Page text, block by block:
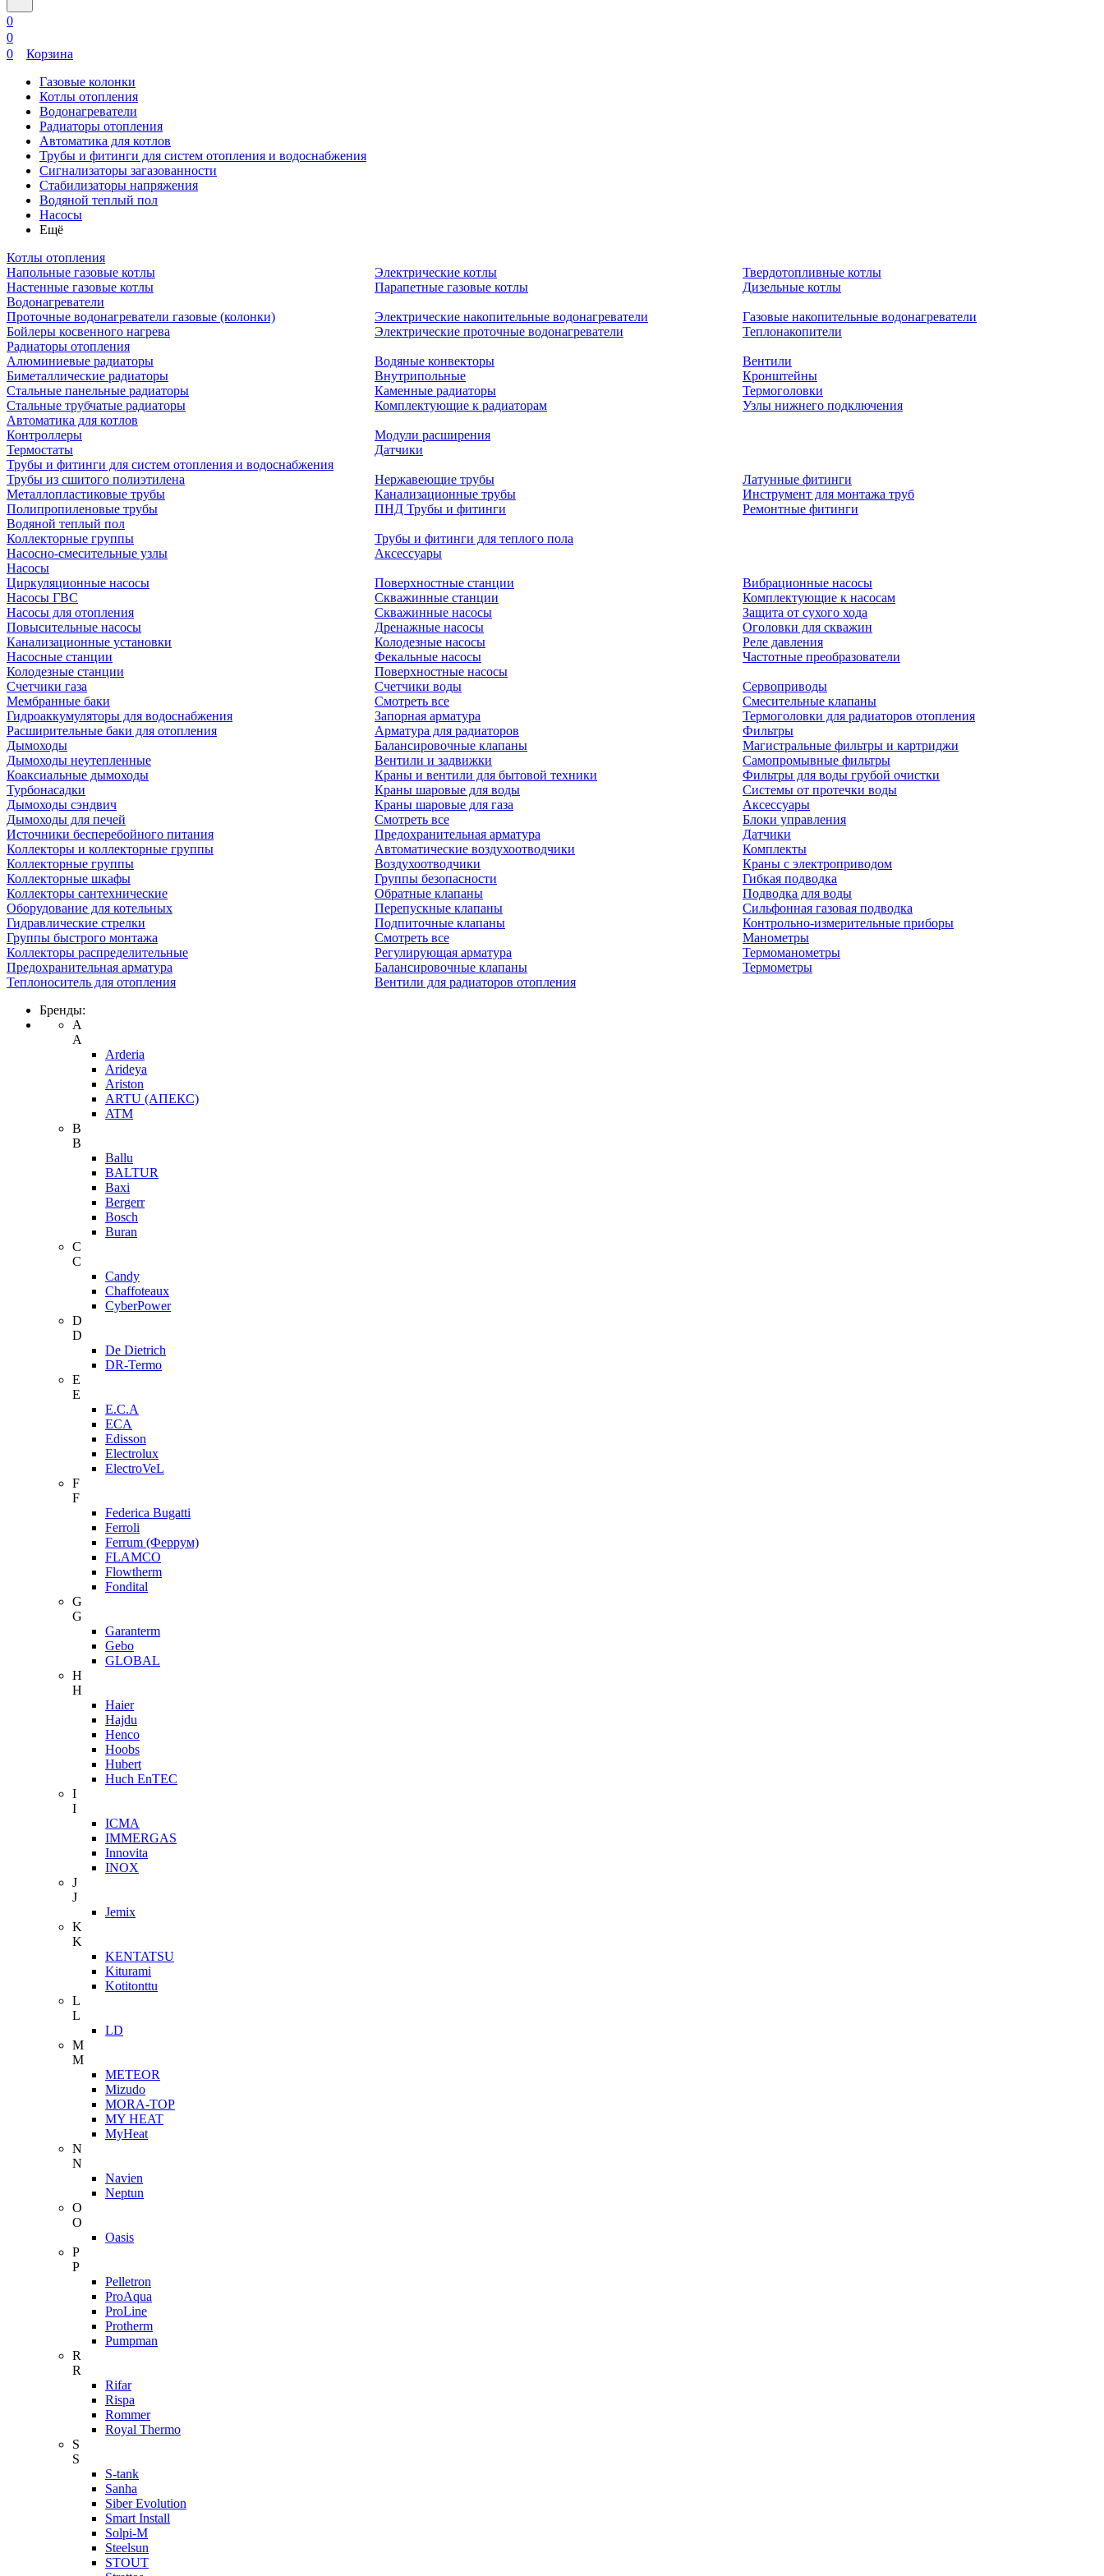
0
0
0
Корзина
Газовые колонки
Котлы отопления
Водонагреватели
Радиаторы отопления
Автоматика для котлов
Трубы и фитинги для систем отопления и водоснабжения
Сигнализаторы загазованности
Стабилизаторы напряжения
Водяной теплый пол
Насосы
Ещё
Котлы отопления
Напольные газовые котлы
Настенные газовые котлы
Электрические котлы
Парапетные газовые котлы
Твердотопливные котлы
Дизельные котлы
Водонагреватели
Проточные водонагреватели газовые (колонки)
Бойлеры косвенного нагрева
Электрические накопительные водонагреватели
Электрические проточные водонагреватели
Газовые накопительные водонагреватели
Теплонакопители
Радиаторы отопления
Алюминиевые радиаторы
Биметаллические радиаторы
Стальные панельные радиаторы
Стальные трубчатые радиаторы
Водяные конвекторы
Внутрипольные
Каменные радиаторы
Комплектующие к радиаторам
Вентили
Кронштейны
Термоголовки
Узлы нижнего подключения
Автоматика для котлов
Контроллеры
Термостаты
Модули расширения
Датчики
Трубы и фитинги для систем отопления и водоснабжения
Трубы из сшитого полиэтилена
Металлопластиковые трубы
Полипропиленовые трубы
Нержавеющие трубы
Канализационные трубы
ПНД Трубы и фитинги
Латунные фитинги
Инструмент для монтажа труб
Ремонтные фитинги
Водяной теплый пол
Коллекторные группы
Насосно-смесительные узлы
Трубы и фитинги для теплого пола
Аксессуары
Насосы
Циркуляционные насосы
Насосы ГВС
Насосы для отопления
Повысительные насосы
Канализационные установки
Насосные станции
Колодезные станции
Поверхностные станции
Скважинные станции
Скважинные насосы
Дренажные насосы
Колодезные насосы
Фекальные насосы
Поверхностные насосы
Вибрационные насосы
Комплектующие к насосам
Защита от сухого хода
Оголовки для скважин
Реле давления
Частотные преобразователи
Счетчики газа
Мембранные баки
Гидроаккумуляторы для водоснабжения
Расширительные баки для отопления
Дымоходы
Дымоходы неутепленные
Коаксиальные дымоходы
Турбонасадки
Дымоходы сэндвич
Дымоходы для печей
Источники бесперебойного питания
Коллекторы и коллекторные группы
Коллекторные группы
Коллекторные шкафы
Коллекторы сантехнические
Оборудование для котельных
Гидравлические стрелки
Группы быстрого монтажа
Коллекторы распределительные
Предохранительная арматура
Теплоноситель для отопления
Счетчики воды
Смотреть все
Запорная арматура
Арматура для радиаторов
Балансировочные клапаны
Вентили и задвижки
Краны и вентили для бытовой техники
Краны шаровые для воды
Краны шаровые для газа
Смотреть все
Предохранительная арматура
Автоматические воздухоотводчики
Воздухоотводчики
Группы безопасности
Обратные клапаны
Перепускные клапаны
Подпиточные клапаны
Смотреть все
Регулирующая арматура
Балансировочные клапаны
Вентили для радиаторов отопления
Сервоприводы
Смесительные клапаны
Термоголовки для радиаторов отопления
Фильтры
Магистральные фильтры и картриджи
Самопромывные фильтры
Фильтры для воды грубой очистки
Системы от протечки воды
Аксессуары
Блоки управления
Датчики
Комплекты
Краны с электроприводом
Гибкая подводка
Подводка для воды
Сильфонная газовая подводка
Контрольно-измерительные приборы
Манометры
Термоманометры
Термометры
Бренды:
A
A
Arderia
Arideya
Ariston
ARTU (АПЕКС)
ATM
B
B
Ballu
BALTUR
Baxi
Bergerr
Bosch
Buran
C
C
Candy
Chaffoteaux
CyberPower
D
D
De Dietrich
DR-Termo
E
E
E.C.A
ECA
Edisson
Electrolux
ElectroVeL
F
F
Federica Bugatti
Ferroli
Ferrum (Феррум)
FLAMCO
Flowtherm
Fondital
G
G
Garanterm
Gebo
GLOBAL
H
H
Haier
Hajdu
Henco
Hoobs
Hubert
Huch EnTEC
I
I
ICMA
IMMERGAS
Innovita
INOX
J
J
Jemix
K
K
KENTATSU
Kiturami
Kotitonttu
L
L
LD
M
M
METEOR
Mizudo
MORA-TOP
MY HEAT
MyHeat
N
N
Navien
Neptun
O
O
Oasis
P
P
Pelletron
ProAqua
ProLine
Protherm
Pumpman
R
R
Rifar
Rispa
Rommer
Royal Thermo
S
S
S-tank
Sanha
Siber Evolution
Smart Install
Solpi-M
Steelsun
STOUT